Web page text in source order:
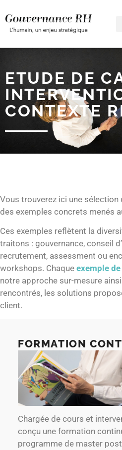
ETUDE DE
CONTEXTE
Vous trouverez ici une sélection
des exemples concrets menés
Ces exemples reflètent la
traitons : gouvernance, conseil
recrutement, assessment ou
workshops. Chaque exemple
notre approche sur-mesure
rencontrés, les solutions
client.
FORMATION
Chargée de cours et
conçu une formation
programme de master